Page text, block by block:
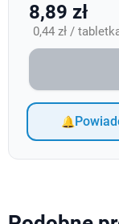
8,89 zł
0,44 zł /